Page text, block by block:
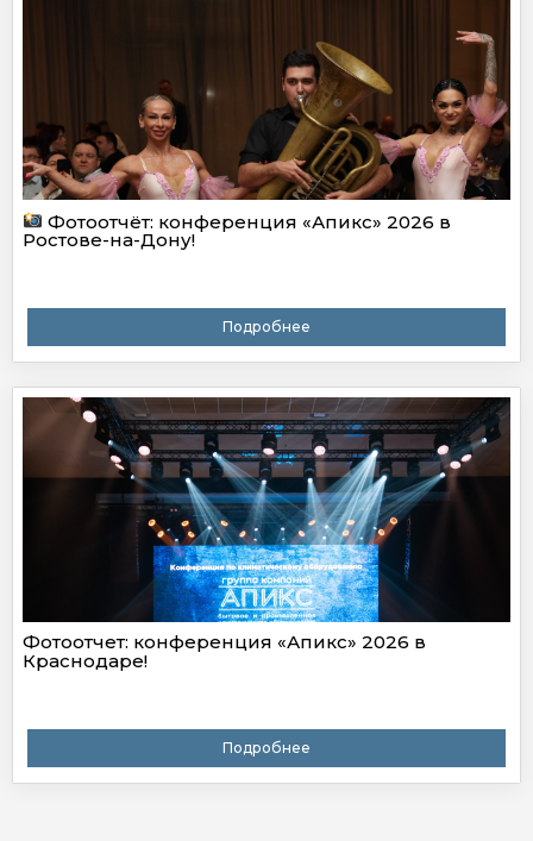
Фотоотчёт: конференция «Апикс» 2026 в
Ростове-на-Дону!
Подробнее
Фотоотчет: конференция «Апикс» 2026 в
Краснодаре!
Подробнее